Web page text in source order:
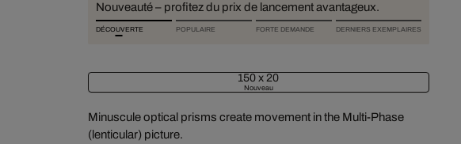
Nouveauté – profitez du prix de lancement avantageux.
DÉCOUVERTE POPULAIRE FORTE DEMANDE DERNIERS EXEMPLAIRES
150 x 20
Nouveau
Minuscule optical prisms create movement in the Multi-Phase
(lenticular) picture.